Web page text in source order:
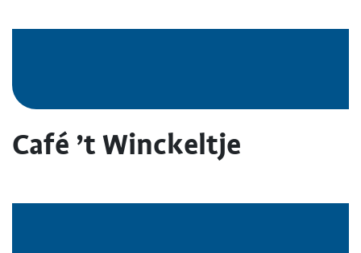
Café ’t Winckeltje